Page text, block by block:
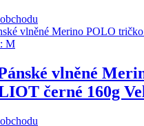
vlněné
černé 160g